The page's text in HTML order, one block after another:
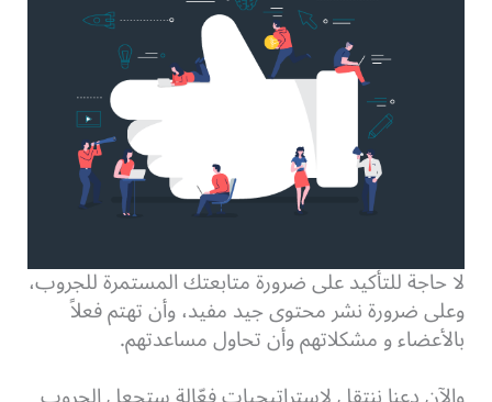
لا حاجة للتأكيد على ضرورة متابعتك المستمرة للجروب،
وعلى ضرورة نشر محتوى جيد مفيد، وأن تهتم فعلاً
بالأعضاء و مشكلاتهم وأن تحاول مساعدتهم.